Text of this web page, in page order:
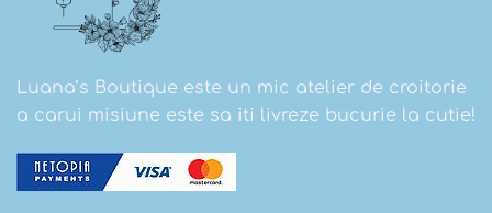
Luana’s Boutique este un mic atelier de croitorie
a carui misiune este sa iti livreze bucurie la cutie!